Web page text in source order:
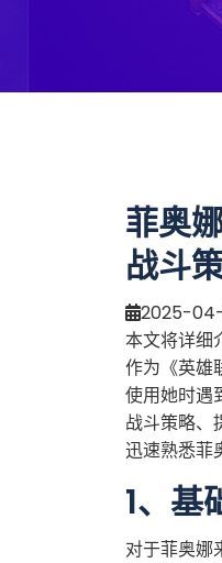
菲奥
战斗
2025-04-
本文将详细
作为《英雄
使用她时遇
战斗策略、
迅速熟悉菲
1、基
对于菲奥娜